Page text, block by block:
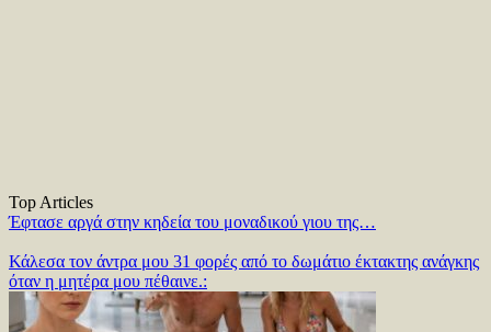
Top Articles
Έφτασε αργά στην κηδεία του μοναδικού γιου της…
Κάλεσα τον άντρα μου 31 φορές από το δωμάτιο έκτακτης ανάγκης
όταν η μητέρα μου πέθαινε.: